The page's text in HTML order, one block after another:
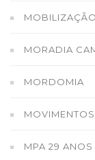
MORADIA
MORDOMIA
MPA 29 ANOS